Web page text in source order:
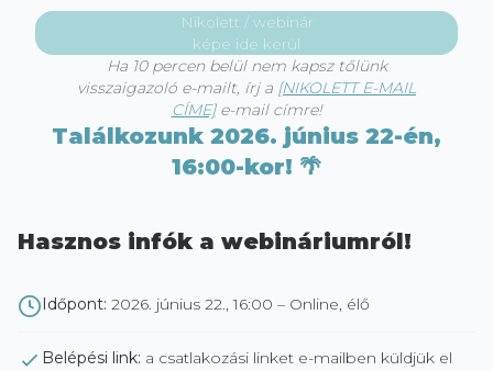
Nikolett / webinár
képe ide kerül
Ha 10 percen belül nem kapsz tőlünk
visszaigazoló e-mailt, írj a [NIKOLETT E-MAIL
CÍME]e-mail címre!
Találkozunk 2026. június 22-én,
16:00-kor! 🌴
Hasznos infók a webináriumról!
Időpont: 2026. június 22., 16:00 – Online, élő
Belépési link: a csatlakozási linket e-mailben küldjük el